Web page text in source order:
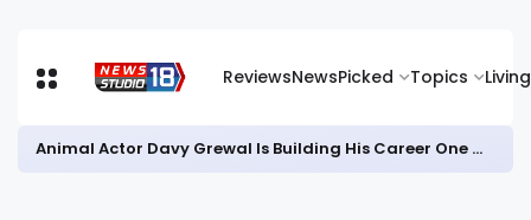
ReviewsNewsPicked Topics Living
Animal Actor Davy Grewal Is Building His Career One Role at a Time- from Courtrooms to Cinema